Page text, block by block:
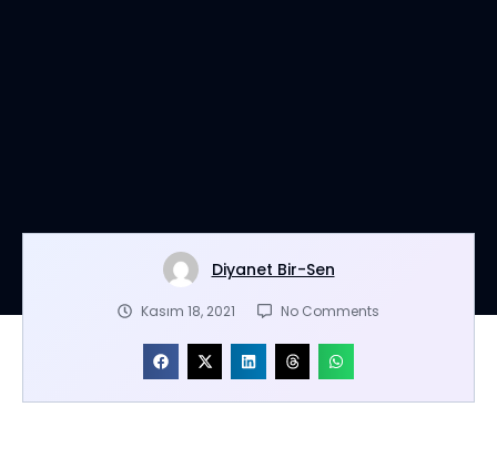
Diyanet Bir-Sen
Kasım 18, 2021 No Comments